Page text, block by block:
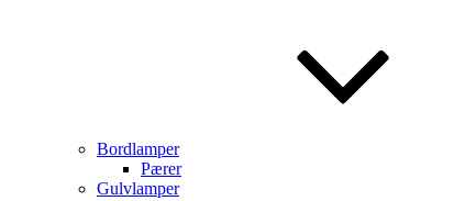
Bordlamper
Pærer
Gulvlamper